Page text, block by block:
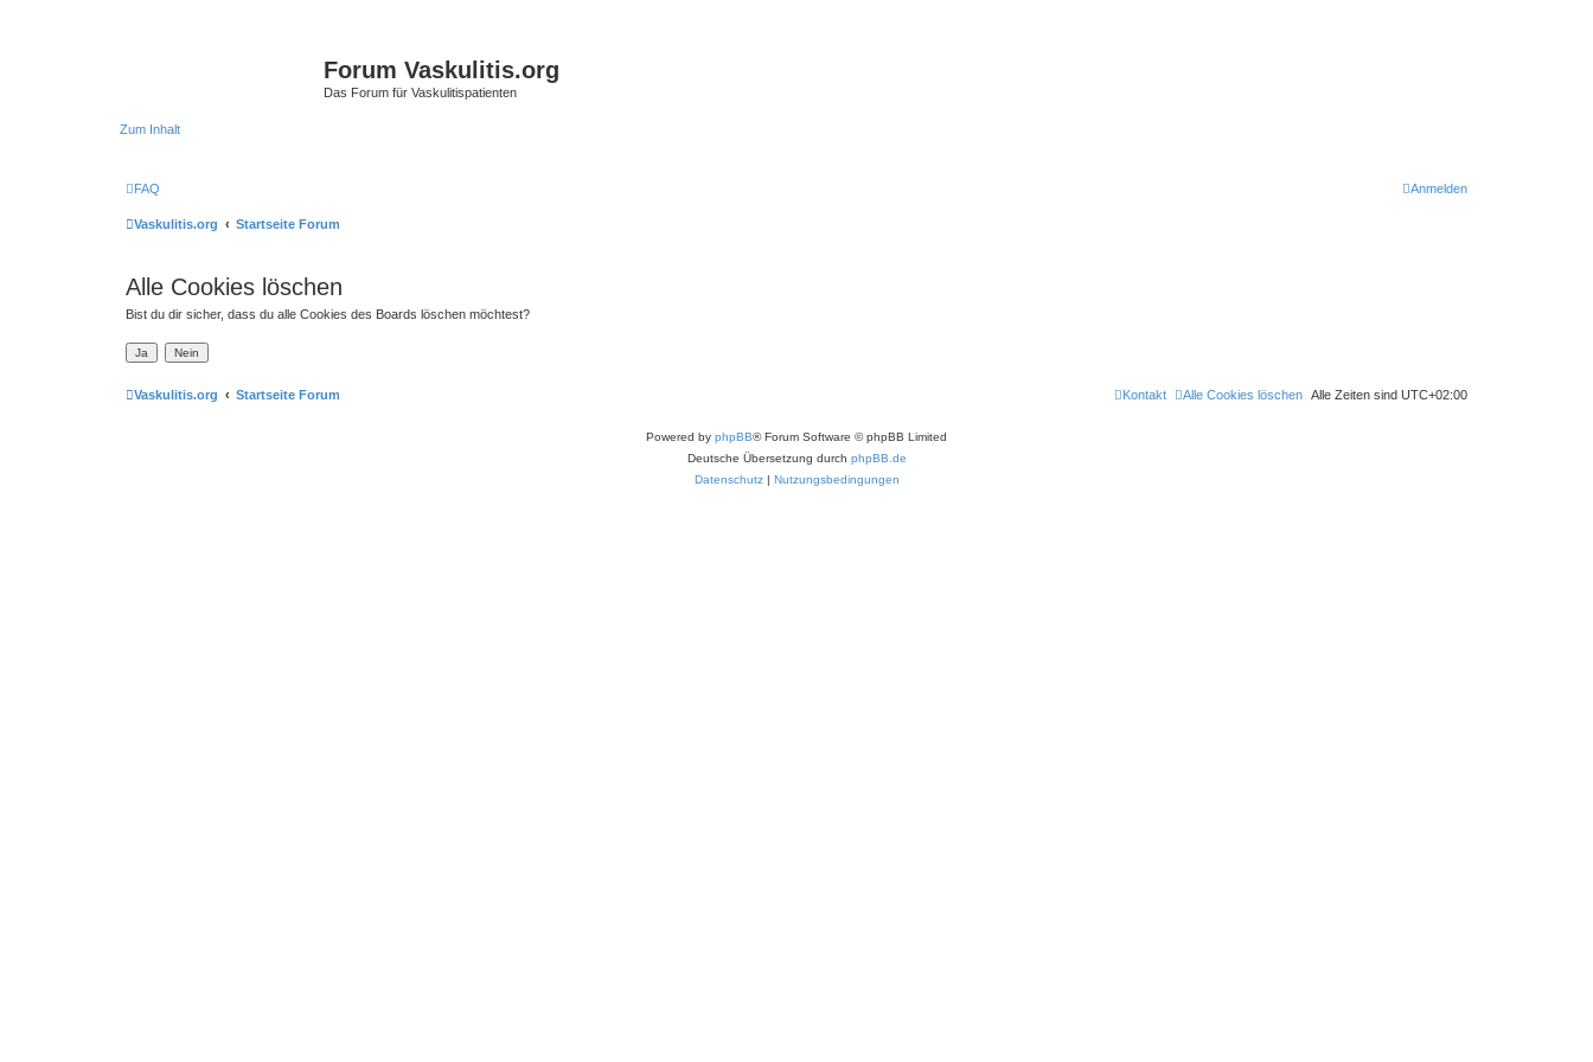
Forum Vaskulitis.org
Das Forum für Vaskulitispatienten
Zum Inhalt
FAQ Anmelden
Vaskulitis.org Startseite Forum
Alle Cookies löschen
Bist du dir sicher, dass du alle Cookies des Boards löschen möchtest?
Vaskulitis.org Startseite Forum Alle Zeiten sind UTC+02:00
Alle Cookies löschen
Kontakt
Powered by phpBB® Forum Software © phpBB Limited
Deutsche Übersetzung durch phpBB.de
Datenschutz | Nutzungsbedingungen